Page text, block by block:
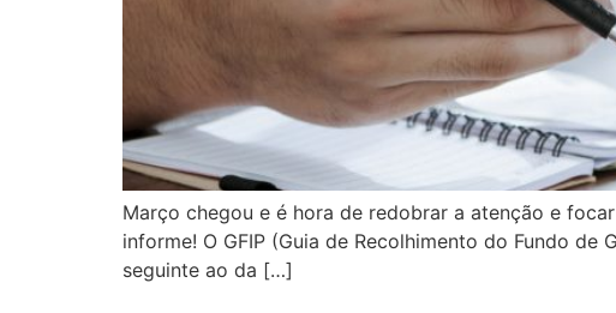
Março chegou e é hora de redobrar a atenção e
informe! O GFIP (Guia de Recolhimento do Fundo
seguinte ao da […]